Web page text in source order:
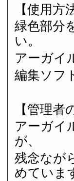
【使用方
緑色部分
い。
アーガイ
編集ソフ
【管理者
アーガイ
が、
残念なが
めていま